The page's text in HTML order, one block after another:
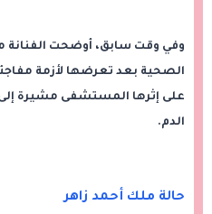
وفي وقت سابق، أوضحت الفنانة
الصحية بعد تعرضها لأزمة
على إثرها المستشفى مشيرة
الدم.
حالة ملك أحمد زاهر